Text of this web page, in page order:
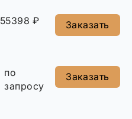
55398 ₽ Заказать
по
запросу
Заказать